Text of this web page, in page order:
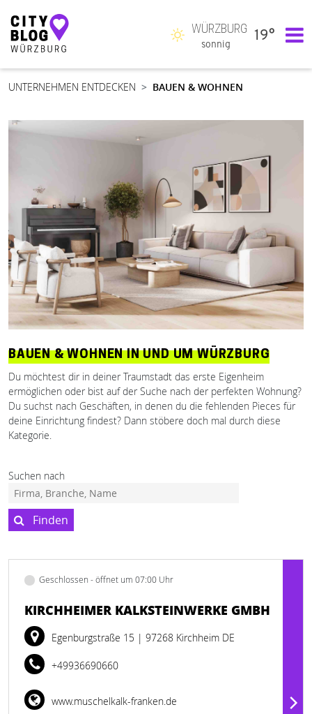
Hauptnavigation
WÜRZBURG
sonnig
19°
UNTERNEHMEN ENTDECKEN BAUEN & WOHNEN
BAUEN & WOHNEN IN UND UM WÜRZBURG
Du möchtest dir in deiner Traumstadt das erste Eigenheim
ermöglichen oder bist auf der Suche nach der perfekten Wohnung?
Du suchst nach Geschäften, in denen du die fehlenden Pieces für
deine Einrichtung findest? Dann stöbere doch mal durch diese
Kategorie.
Suchen nach
Finden
Geschlossen - öffnet um 07:00 Uhr
KIRCHHEIMER KALKSTEINWERKE GMBH
Egenburgstraße 15 | 97268 Kirchheim DE
+49936690660
www.muschelkalk-franken.de